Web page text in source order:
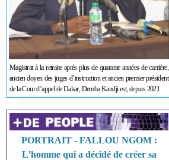
Magistrat à la retraite après plus de quarante années de carrière,
ancien doyen des juges d’instruction et ancien premier président
de la Cour d’appel de Dakar, Demba Kandji est, depuis 2021
PORTRAIT - FALLOU NGOM :
L’homme qui a décidé de créer sa